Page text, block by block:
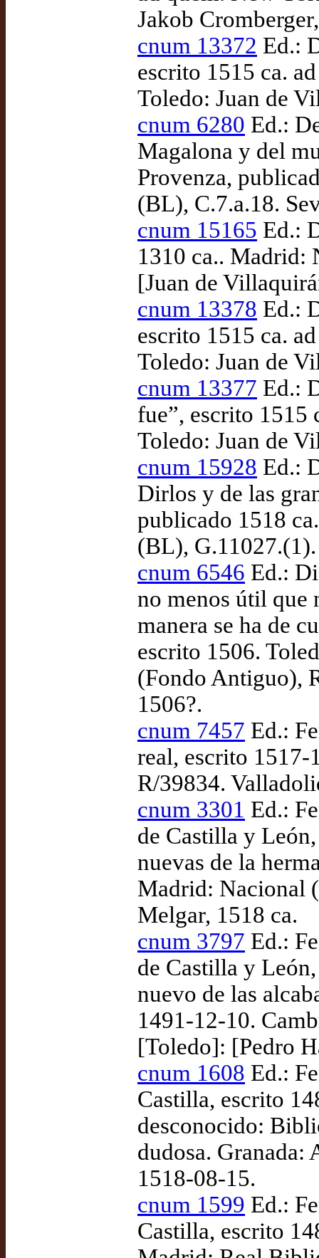
Jakob
cnum 13372 Ed.:
escrito 1515 ca.
Toledo: Juan de
cnum 6280 Ed.:
Magalona y del
Provenza,
(BL), C.7.a.18.
cnum 15165 Ed.:
1310 ca.. Madrid:
[Juan de
cnum 13378 Ed.:
escrito 1515 ca.
Toledo: Juan de
cnum 13377 Ed.:
fue”, escrito 1515
Toledo: Juan de
cnum 15928 Ed.:
Dirlos y de las
publicado 1518
(BL),
cnum 6546 Ed.:
no menos útil que
manera se ha de
escrito 1506.
(Fondo Antiguo),
1506?.
cnum 7457 Ed.:
real, escrito
R/39834.
cnum 3301 Ed.:
de Castilla y
nuevas de la
Madrid: Nacional
Melgar, 1518 ca.
cnum 3797 Ed.:
de Castilla y
nuevo de las
1491-12-10.
[Toledo]: [Pedro
cnum 1608 Ed.:
Castilla, escrito
desconocido:
dudosa. Granada:
1518-08-15.
cnum 1599 Ed.:
Castilla, escrito